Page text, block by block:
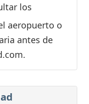
los
aeropuerto o
antes de